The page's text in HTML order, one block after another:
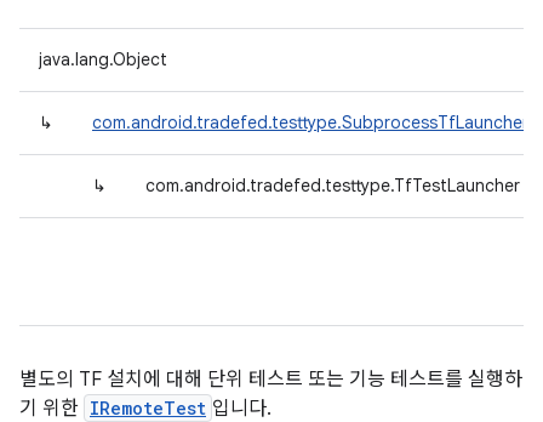
java.lang.Object
↳ com.android.tradefed.testtype.SubprocessTfLauncher
↳ com.android.tradefed.testtype.TfTestLauncher
별도의 TF 설치에 대해 단위 테스트 또는 기능 테스트를 실행하
기 위한 IRemoteTest 입니다.